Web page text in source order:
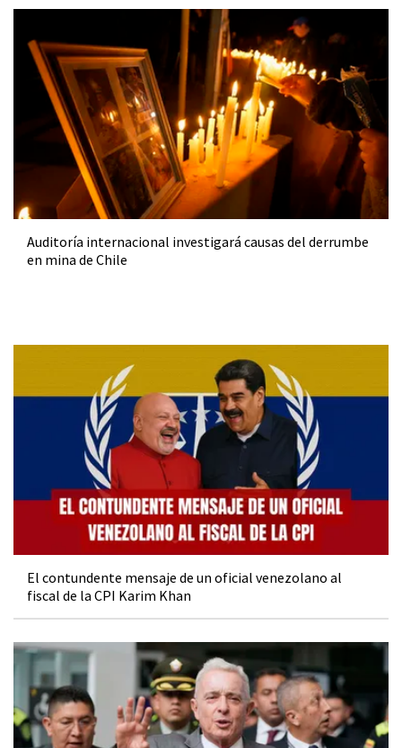
Auditoría internacional investigará causas del derrumbe
en mina de Chile
El contundente mensaje de un oficial venezolano al
fiscal de la CPI Karim Khan